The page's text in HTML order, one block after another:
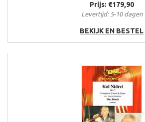
Prijs: €179,90
Levertijd: 5-10 dagen
BEKIJK EN BESTEL